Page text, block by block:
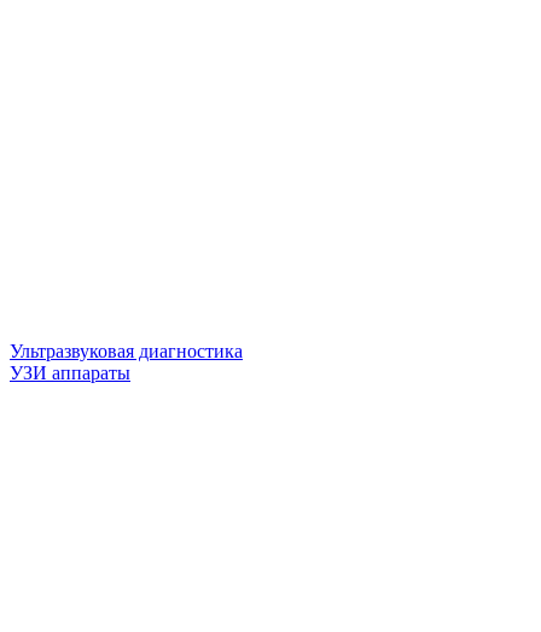
Ультразвуковая диагностика
УЗИ аппараты